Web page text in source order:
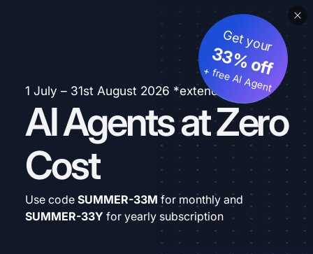
1 July – 31st August 2026 *extended
AI Agents at Zero
Cost
Get your
33% off
+ free AI Agent
Use code SUMMER-33M for monthly and
SUMMER-33Y for yearly subscription